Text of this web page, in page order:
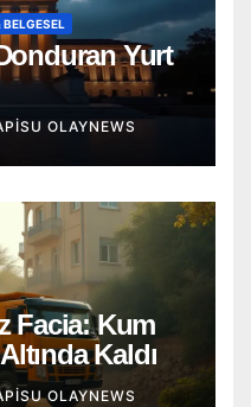
BELGESEL
Yurt
OLAYNEWS
Facia: Kum
Kaldı
OLAYNEWS